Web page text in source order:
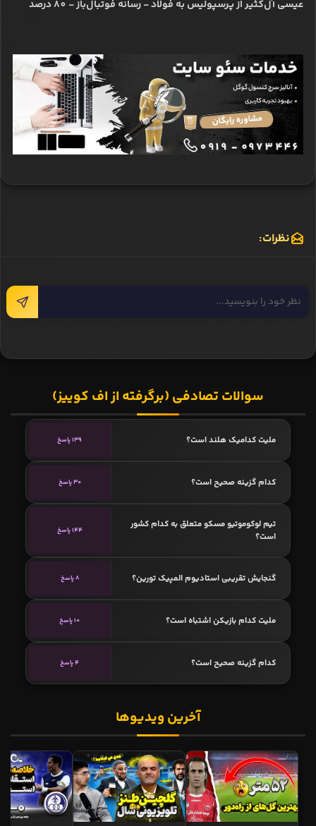
عیسی آل‌کثیر از پرسپولیس به فولاد - رسانه فوتبال‌باز - 80 درصد
نظرات:
سوالات تصادفی (برگرفته از اف کوییز)
ملیت کدامیک هلند است؟ 139 پاسخ
کدام گزینه صحیح است؟ 30 پاسخ
تیم لوکوموتیو مسکو متعلق به کدام کشور
است؟
144 پاسخ
گنجایش تقریبی استادیوم المپیک تورین؟ 8 پاسخ
ملیت کدام بازیکن اشتباه است؟ 10 پاسخ
کدام گزینه صحیح است؟ 4 پاسخ
آخرین ویدیوها